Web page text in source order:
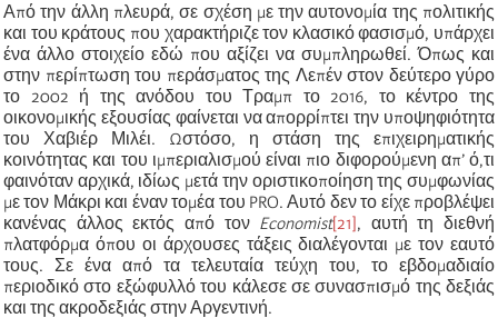
Από την άλλη πλευρά, σε σχέση με την αυτονομία της πολιτικής
και του κράτους που χαρακτήριζε τον κλασικό φασισμό, υπάρχει
ένα άλλο στοιχείο εδώ που αξίζει να συμπληρωθεί. Όπως και
στην περίπτωση του περάσματος της Λεπέν στον δεύτερο γύρο
το 2002 ή της ανόδου του Τραμπ το 2016, το κέντρο της
οικονομικής εξουσίας φαίνεται να απορρίπτει την υποψηφιότητα
του Χαβιέρ Μιλέι. Ωστόσο, η στάση της επιχειρηματικής
κοινότητας και του ιμπεριαλισμού είναι πιο διφορούμενη απ’ ό,τι
φαινόταν αρχικά, ιδίως μετά την οριστικοποίηση της συμφωνίας
με τον Μάκρι και έναν τομέα του PRO. Αυτό δεν το είχε προβλέψει
κανένας άλλος εκτός από τον Economist[21], αυτή τη διεθνή
πλατφόρμα όπου οι άρχουσες τάξεις διαλέγονται με τον εαυτό
τους. Σε ένα από τα τελευταία τεύχη του, το εβδομαδιαίο
περιοδικό στο εξώφυλλό του κάλεσε σε συνασπισμό της δεξιάς
και της ακροδεξιάς στην Αργεντινή.